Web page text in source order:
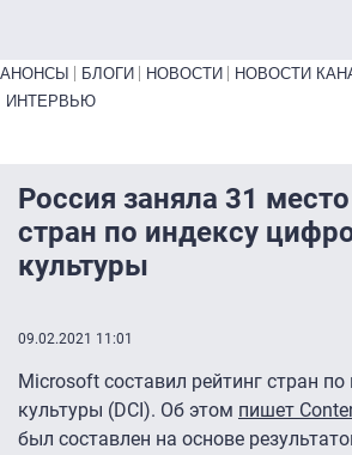
Primary links bottom
АНОНСЫ БЛОГИ НОВОСТИ НОВОСТИ
ИНТЕРВЬЮ
Россия заняла 31
стран по индексу
культуры
09.02.2021 11:01
Microsoft составил рейтинг стран
культуры (DCI). Об этом пишет
был составлен на основе